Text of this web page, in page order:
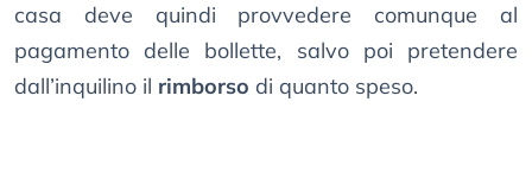
casa deve quindi provvedere comunque al
pagamento delle bollette, salvo poi pretendere
dall’inquilino il rimborso di quanto speso.